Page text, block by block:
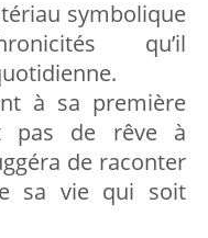
symbolique
qu’il
à sa première
pas de rêve à
de raconter
sa vie qui soit